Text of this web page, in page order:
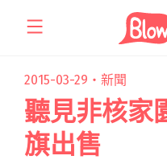
2015-03-29・ 新聞
聽見非核家
旗出售